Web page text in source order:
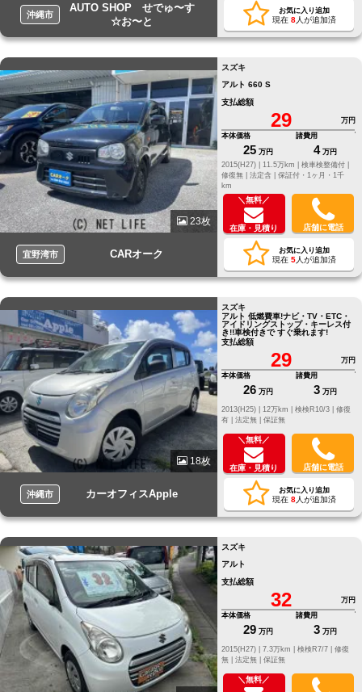
沖縄市
AUTO SHOP せでゅ〜す
☆お〜と
お気に入り追加
現在 8人が追加済
23枚
宜野湾市 CARオーク
スズキ
アルト 660 S
支払総額
29
万円
本体価格
25 万円
諸費用
4 万円
2015(H27) |
11.5万km |
検車検整備付 |
修復無 | 法定含 | 保証付・1ヶ月・1千
km
＼無料／
在庫・見積り 店舗に電話
お気に入り追加
現在 5人が追加済
18枚
沖縄市 カーオフィスApple
スズキ
アルト 低燃費車!ナビ・TV・ETC・
アイドリングストップ・キーレス付
き!!車検付きで すぐ乗れます!
支払総額
29
万円
本体価格
26 万円
諸費用
3 万円
修復
有 | 法定無 | 保証無
＼無料／
在庫・見積り 店舗に電話
お気に入り追加
現在 8人が追加済
スズキ
アルト
支払総額
32
万円
本体価格
29 万円
諸費用
3 万円
修復
無 | 法定無 | 保証無
＼無料／